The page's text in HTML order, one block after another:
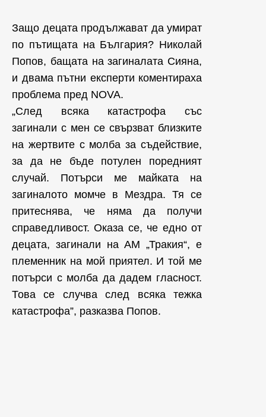
Защо децата продължават да умират
по пътищата на България? Николай
Попов, бащата на загиналата Сияна,
и двама пътни експерти коментираха
проблема пред NOVA.
„След всяка катастрофа със
загинали с мен се свързват близките
на жертвите с молба за съдействие,
за да не бъде потулен поредният
случай. Потърси ме майката на
загиналото момче в Мездра. Тя се
притеснява, че няма да получи
справедливост. Оказа се, че едно от
децата, загинали на АМ „Тракия“, е
племенник на мой приятел. И той ме
потърси с молба да дадем гласност.
Това се случва след всяка тежка
катастрофа”, разказва Попов.